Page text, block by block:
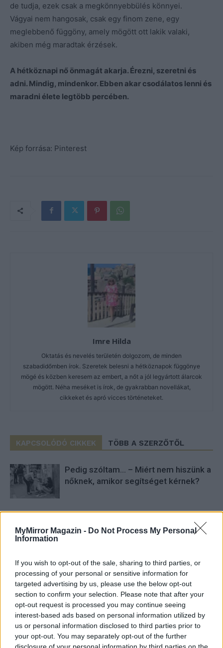
MyMirror Magazin - Do Not Process My Personal
Information
If you wish to opt-out of the sale, sharing to third parties, or
processing of your personal or sensitive information for
targeted advertising by us, please use the below opt-out
section to confirm your selection. Please note that after your
opt-out request is processed you may continue seeing
interest-based ads based on personal information utilized by
us or personal information disclosed to third parties prior to
your opt-out. You may separately opt-out of the further
disclosure of your personal information by third parties on the
de tudja, ezek csak a megkönnyebbülés könnyei.
Vágyai nem hangosak, csak egy finom zene, egy
meglebbenő függöny, amely mögött ott lakik valaki,
akiben még maradtak érzések.
A hétköznapi nő önmagát akarja. Érezni, szeretni és
adni. Mindig, mindenkor. Ebben akar csodálatos lenni és
maradni élete legtöbb percében.
Kép forrása: Pinterest
Imre Hilda
Oktatás és nevelés területén dolgozom, de minden
szabadidőmben írok. Szeretek belesni a hétköznapok függönye
mögé és közben keresem az embert, a nőt a jól legyártott álarcok
mögött. Néha meséket is írok, de gyakrabban novellákat,
cikkeket és apró vicces történeteket.
KAPCSOLÓDÓ CIKKEK TÖBB A SZERZŐTŐL
Pedig szóltam… – Miért nem hiszünk a
nőknek, amikor segítséget kérnek?
árnyak 13. rész
A világ legismertebb ruhái